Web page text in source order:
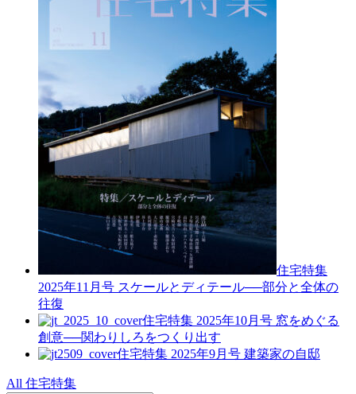
住宅特集
2025年11月号 スケールとディテール──部分と全体の
往復
住宅特集 2025年10月号 窓をめぐる
創意──関わりしろをつくり出す
住宅特集 2025年9月号 建築家の自邸
All 住宅特集